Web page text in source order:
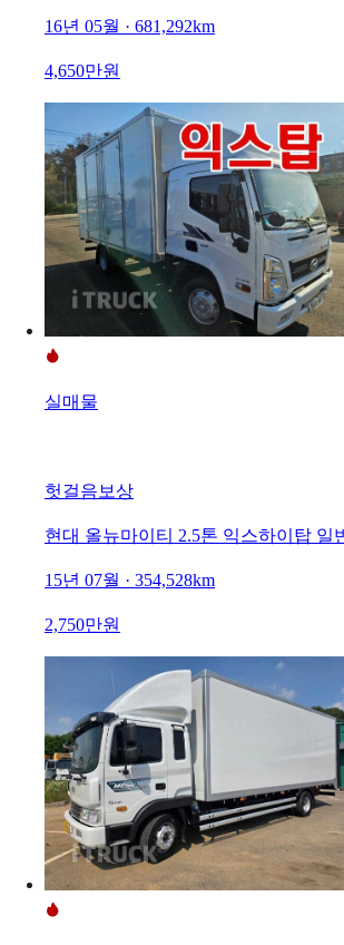
16년 05월 · 681,292km
4,650만원
실매물
헛걸음보상
현대 올뉴마이티 2.5톤 익스하이탑 일
15년 07월 · 354,528km
2,750만원